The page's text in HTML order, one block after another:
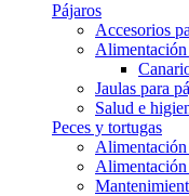
Pájaros
Accesorios
Alimentación
Jaulas para
Salud e
Peces y tortugas
Alimentación
Alimentación